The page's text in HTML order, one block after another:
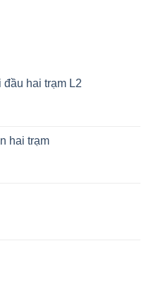
đầu hai trạm L2
hai trạm